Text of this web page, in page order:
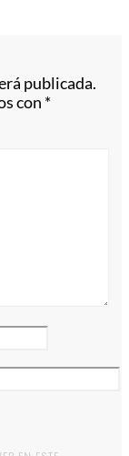
publicada.
con *